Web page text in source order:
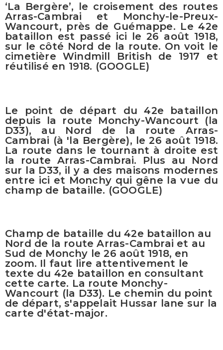
‘La Bergère’, le croisement des routes
Arras-Cambrai et Monchy-le-Preux-
Wancourt, près de Guémappe. Le 42e
bataillon est passé ici le 26 août 1918,
sur le côté Nord de la route. On voit le
cimetière Windmill British de 1917 et
réutilisé en 1918. (GOOGLE)
Le point de départ du 42e bataillon
depuis la route Monchy-Wancourt (la
D33), au Nord de la route Arras-
Cambrai (à 'la Bergère), le 26 août 1918.
La route dans le tournant à droite est
la route Arras-Cambrai. Plus au Nord
sur la D33, il y a des maisons modernes
entre ici et Monchy qui gêne la vue du
champ de bataille. (GOOGLE)
Champ de bataille du 42e bataillon au
Nord de la route Arras-Cambrai et au
Sud de Monchy le 26 août 1918, en
zoom. Il faut lire attentivement le
texte du 42e bataillon en consultant
cette carte. La route Monchy-
Wancourt (la D33). Le chemin du point
de départ, s'appelait Hussar lane sur la
carte d'état-major.